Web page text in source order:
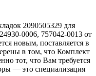
2090505329 для
0006, 757042-0013 от
новым, поставляется в
в том, что Комплект
тот, что Вам требуется
— это специализация